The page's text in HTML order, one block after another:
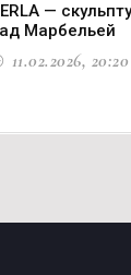
—
Марбельей
11.02.2026, 20:20